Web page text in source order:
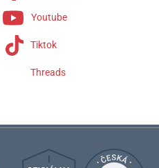
Youtube
Tiktok
Threads